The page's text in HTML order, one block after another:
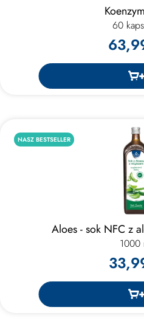
60
NASZ BESTSELLER
Aloes - sok NFC z
1000